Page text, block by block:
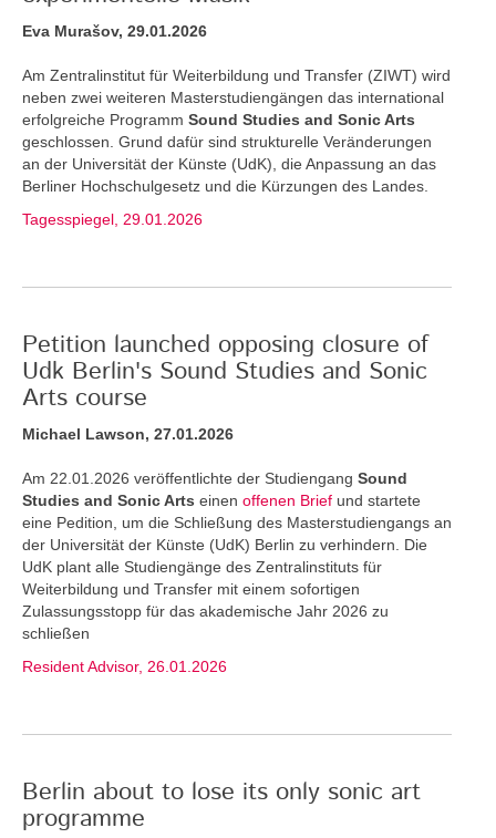
Eva Murašov, 29.01.2026
Am Zentralinstitut für Weiterbildung und Transfer (ZIWT) wird
neben zwei weiteren Masterstudiengängen das international
erfolgreiche Programm Sound Studies and Sonic Arts
geschlossen. Grund dafür sind strukturelle Veränderungen
an der Universität der Künste (UdK), die Anpassung an das
Berliner Hochschulgesetz und die Kürzungen des Landes.
Tagesspiegel, 29.01.2026
Petition launched opposing closure of
Udk Berlin's Sound Studies and Sonic
Arts course
Michael Lawson, 27.01.2026
Am 22.01.2026 veröffentlichte der Studiengang Sound
Studies and Sonic Arts einen offenen Brief und startete
eine Pedition, um die Schließung des Masterstudiengangs an
der Universität der Künste (UdK) Berlin zu verhindern. Die
UdK plant alle Studiengänge des Zentralinstituts für
Weiterbildung und Transfer mit einem sofortigen
Zulassungsstopp für das akademische Jahr 2026 zu
schließen
Resident Advisor, 26.01.2026
Berlin about to lose its only sonic art
programme